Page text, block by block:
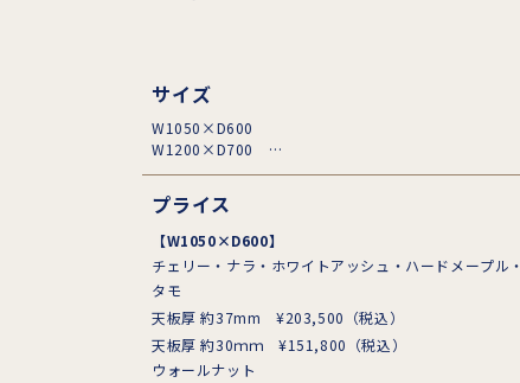
サイズ
W1050×D600
W1200×D700
W1350×D800
W1400×D800
W1500×D900
W1650×D900
W1800×D900
W2000×D950
W2100×D950
W2200×D1000
W2300×D1000
W2400×D1000
プライス
【W1050×D600】
チェリー・ナラ・ホワイトアッシュ・ハードメープル・
タモ
天板厚 約37mm ¥203,500（税込）
天板厚 約30ｍｍ ¥151,800（税込）
ウォールナット